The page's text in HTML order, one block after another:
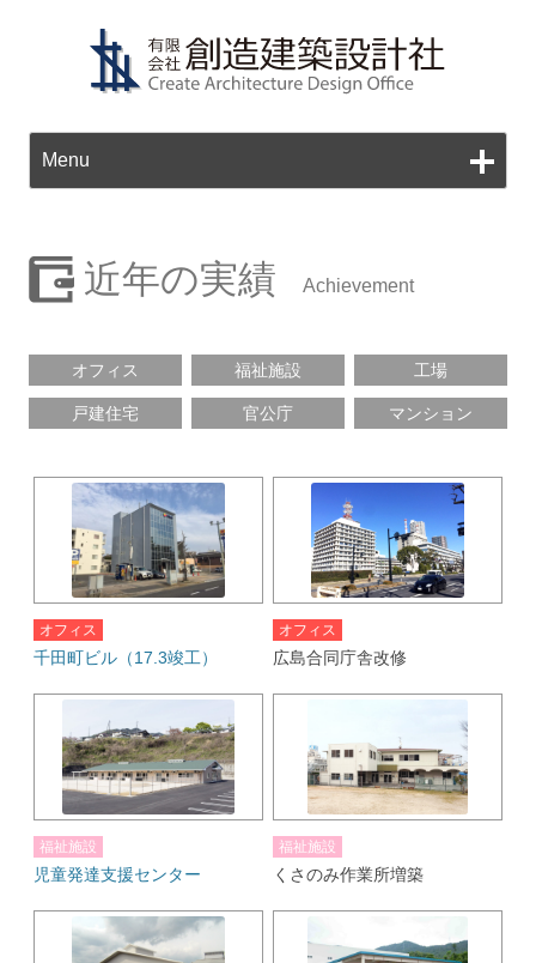
Menu
近年の実績
オフィス 福祉施設 工場
戸建住宅 官公庁 マンション
オフィス
千田町ビル（17.3竣工）
オフィス
広島合同庁舎改修
福祉施設
児童発達支援センター
福祉施設
くさのみ作業所増築